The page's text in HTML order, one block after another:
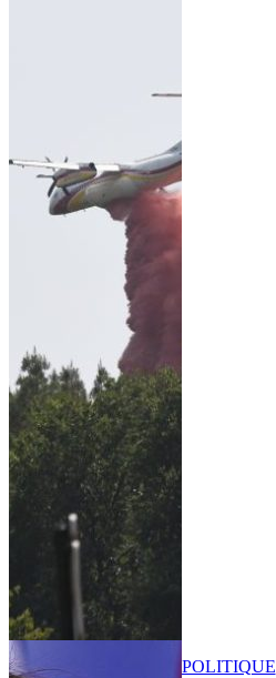
POLITIQUE